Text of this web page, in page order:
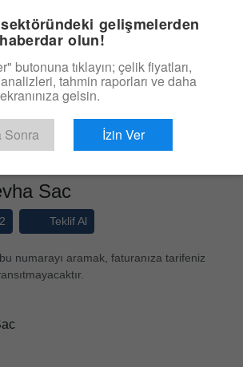
Galvanizli Sac
Sac
Teklif Al
numarayı aramak, faturanıza tarifeniz
gelişmelerden
olun!
butonuna tıklayın; çelik fiyatları,
tahmin raporları ve daha
gelsin.
Sonra İzin Ver